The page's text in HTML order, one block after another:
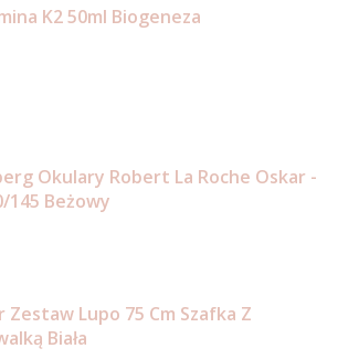
K2 50ml Biogeneza
Okulary Robert La Roche Oskar -
145 Beżowy
Zestaw Lupo 75 Cm Szafka Z
Biała